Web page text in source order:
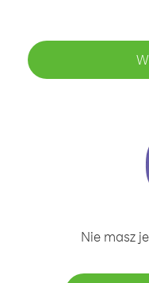
Nie masz